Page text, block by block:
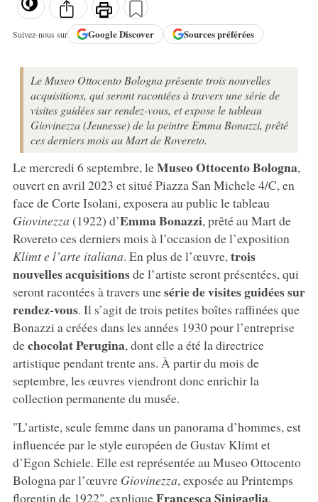
Suivez-nous sur GoogleDiscover Sources préférées
Le Museo Ottocento Bologna présente trois nouvelles
acquisitions, qui seront racontées à travers une série de
visites guidées sur rendez-vous, et expose le tableau
Giovinezza (Jeunesse) de la peintre Emma Bonazzi, prêté
ces derniers mois au Mart de Rovereto.
Le mercredi 6 septembre, leMuseo Ottocento Bologna,
ouvert en avril 2023 et situé Piazza San Michele 4/C, en
face de Corte Isolani, exposera au public le tableau
Giovinezza (1922) d’Emma Bonazzi, prêté au Mart de
Rovereto ces derniers mois à l’occasion de l’exposition
Klimt e l’arte italiana. En plus de l’œuvre, trois
nouvelles acquisitionsde l’artiste seront présentées, qui
seront racontées à travers unesérie de visites guidées sur
rendez-vous. Il s’agit de trois petites boîtes raffinées que
Bonazzi a créées dans les années 1930 pour l’entreprise
dechocolat Perugina, dont elle a été la directrice
artistique pendant trente ans. À partir du mois de
septembre, les œuvres viendront donc enrichir la
collection permanente du musée.
"L’artiste, seule femme dans un panorama d’hommes, est
influencée par le style européen de Gustav Klimt et
d’Egon Schiele. Elle est représentée au Museo Ottocento
Bologna par l’œuvre Giovinezza, exposée au Printemps
florentin de 1922", expliqueFrancesca Sinigaglia,